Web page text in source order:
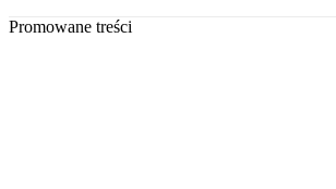
Promowane treści